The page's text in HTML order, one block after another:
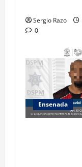
Sergio Razo
0
Ensenada